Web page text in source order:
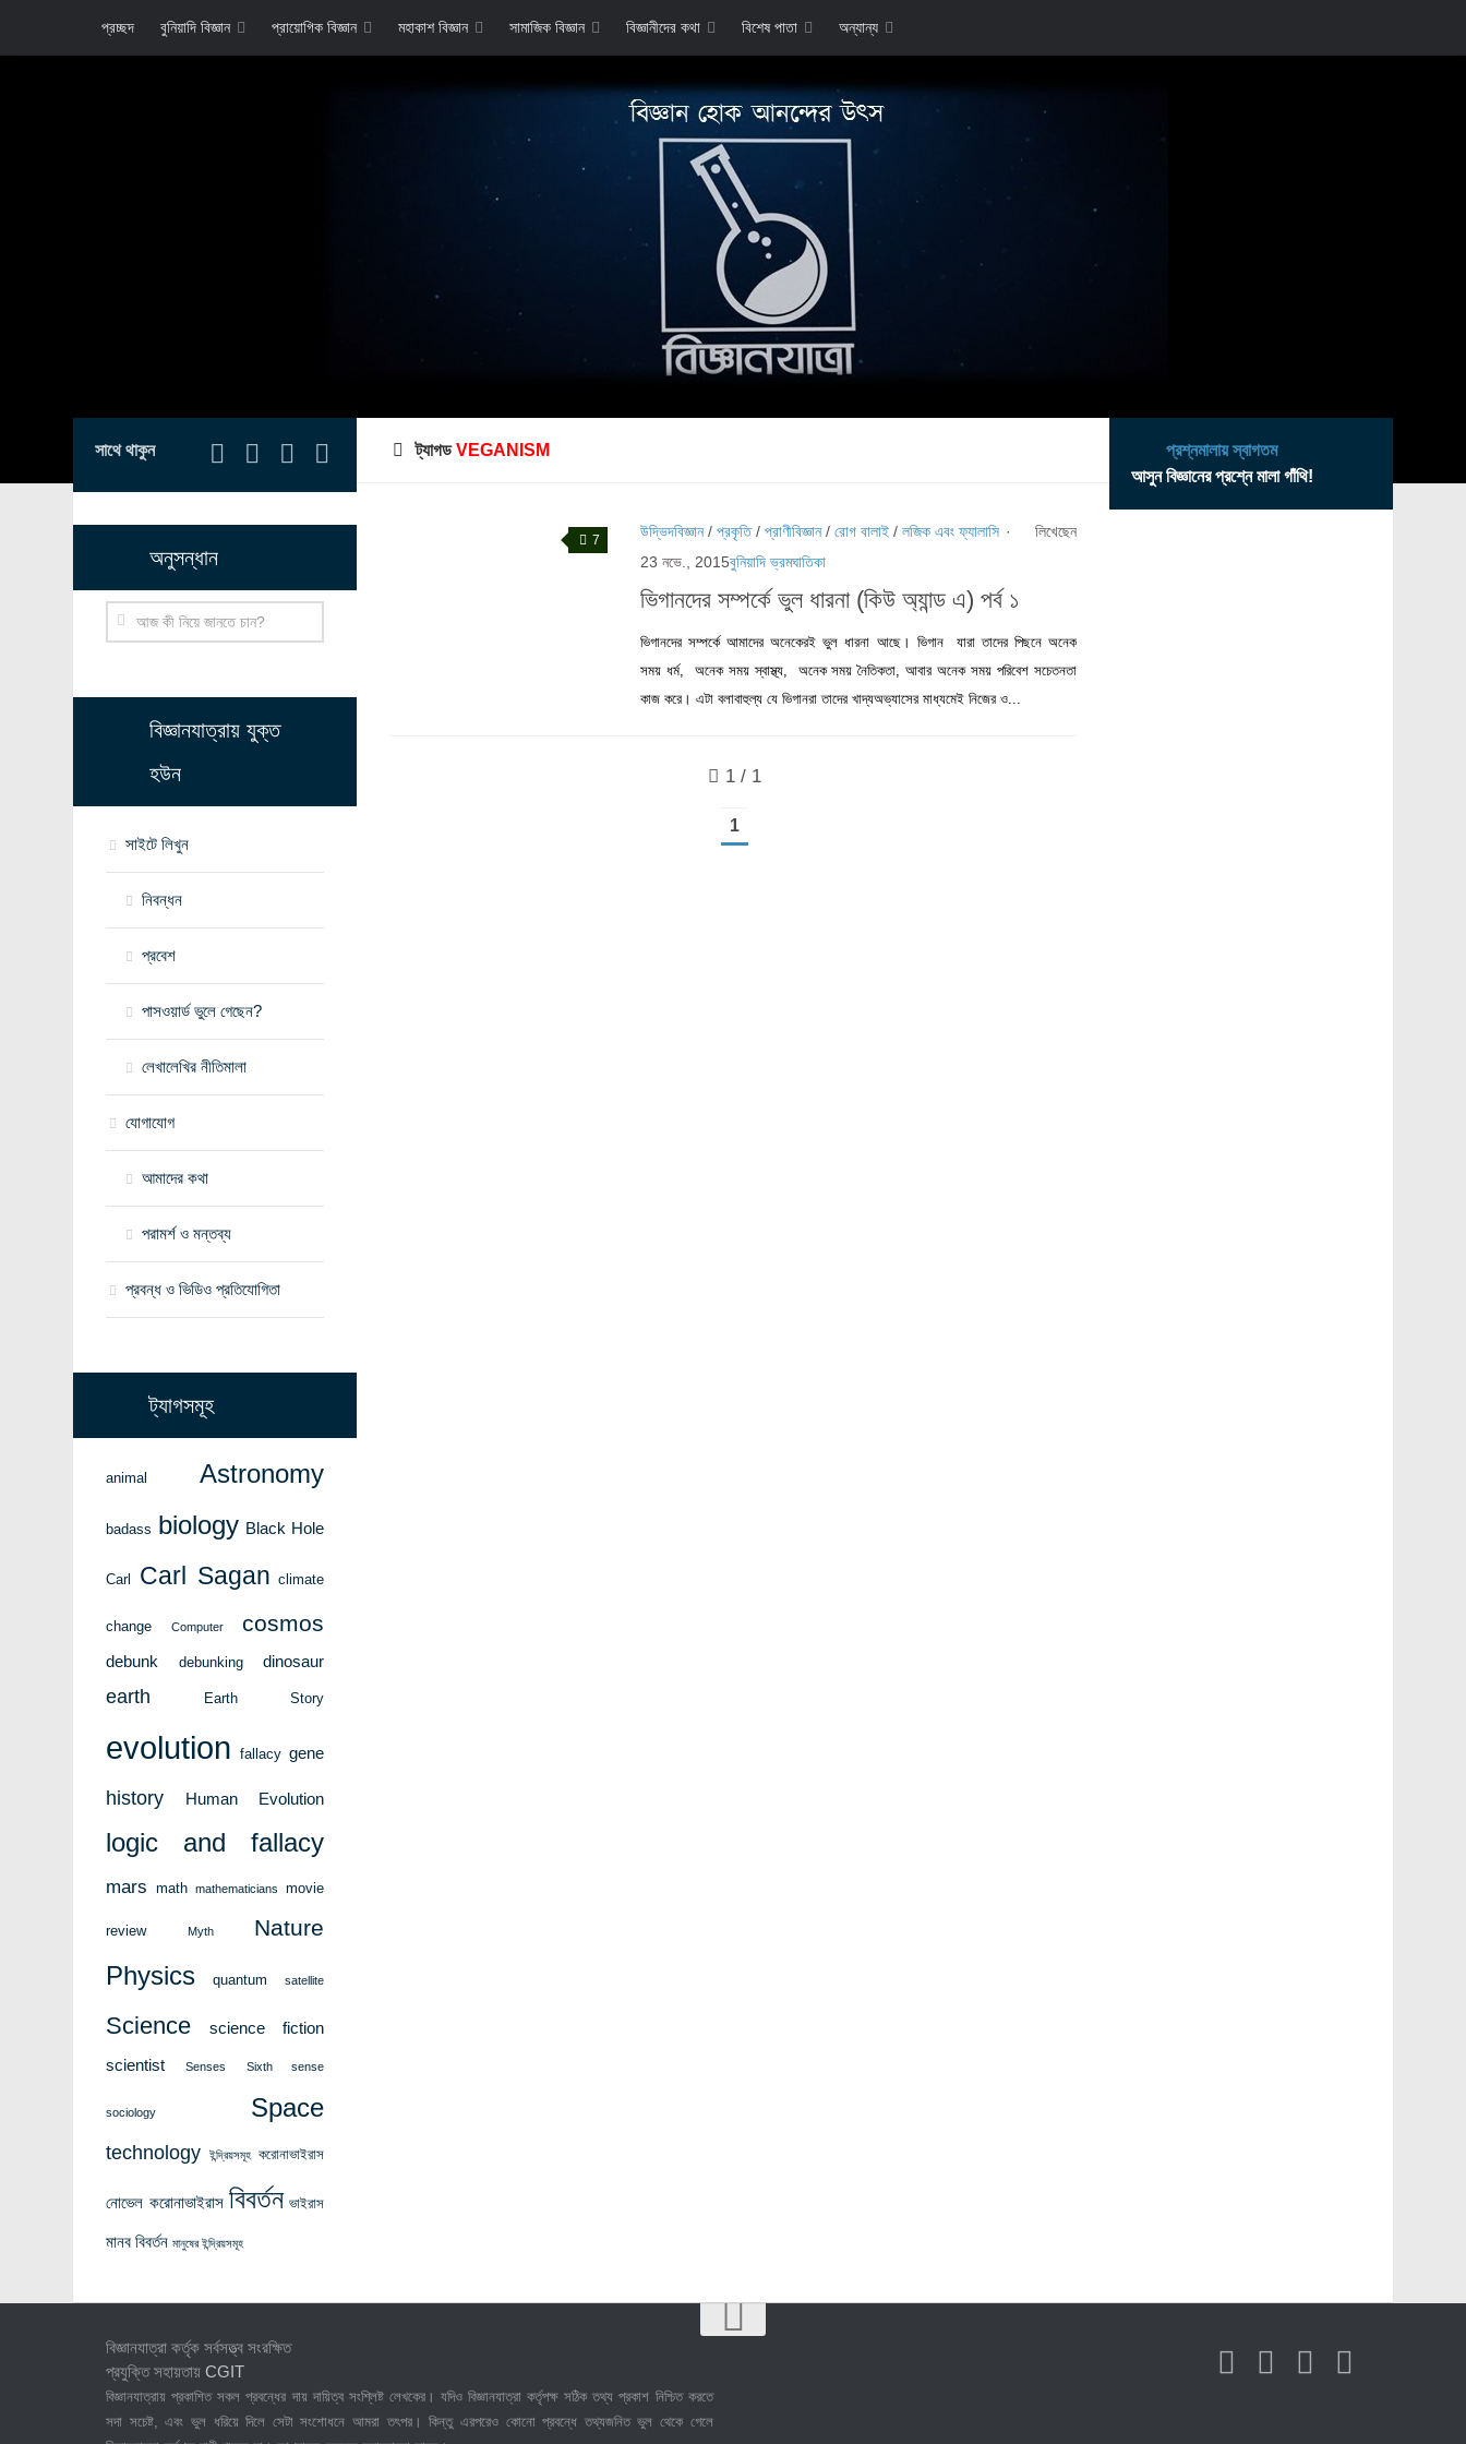
প্রচ্ছদ বুনিয়াদি বিজ্ঞান প্রায়োগিক বিজ্ঞান মহাকাশ বিজ্ঞান সামাজিক বিজ্ঞান বিজ্ঞানীদের কথা বিশেষ পাতা অন্যান্য
ট্যাগডVEGANISM
7 উদ্ভিদবিজ্ঞান/প্রকৃতি/প্রাণীবিজ্ঞান/রোগ বালাই /লজিক এবং ফ্যালাসি
23 নভে., 2015
· লিখেছেন
বুনিয়াদি ভ্রমঘাতিকা
ভিগানদের সম্পর্কে ভুল ধারনা (কিউ অ্যান্ড এ) পর্ব ১
ভিগানদের সম্পর্কে আমাদের অনেকেরই ভুল ধারনা আছে। ভিগান যারা তাদের পিছনে অনেক
সময় ধর্ম, অনেক সময় স্বাস্থ্য, অনেক সময় নৈতিকতা, আবার অনেক সময় পরিবেশ সচেতনতা
কাজ করে। এটা বলাবাহুল্য যে ভিগানরা তাদের খাদ্যঅভ্যাসের মাধ্যমেই নিজের ও...
1 / 1
1
সাথে থাকুন
অনুসন্ধান
বিজ্ঞানযাত্রায় যুক্ত
হউন
সাইটে লিখুন
নিবন্ধন
প্রবেশ
পাসওয়ার্ড ভুলে গেছেন?
লেখালেখির নীতিমালা
যোগাযোগ
আমাদের কথা
পরামর্শ ও মন্তব্য
প্রবন্ধ ও ভিডিও প্রতিযোগিতা
ট্যাগসমূহ
animal Astronomy
badass biology Black Hole
Carl Carl Sagan climate
change Computer cosmos
debunk debunking dinosaur
earth Earth Story
evolution fallacy gene
history Human Evolution
logic and fallacy
mars math mathematicians movie
review Myth Nature
Physics quantum satellite
Science science fiction
scientist Senses Sixth sense
sociology Space
technology ইন্দ্রিয়সমূহ করোনাভাইরাস
নোভেল করোনাভাইরাস বিবর্তন ভাইরাস
মানব বিবর্তন মানুষের ইন্দ্রিয়সমূহ
প্রশ্নমালায় স্বাগতম
আসুন বিজ্ঞানের প্রশ্নে মালা গাঁথি!
বিজ্ঞানযাত্রা কর্তৃক সর্বসত্ত্ব সংরক্ষিত
প্রযুক্তি সহায়তায়CGIT
বিজ্ঞানযাত্রায় প্রকাশিত সকল প্রবন্ধের দায় দায়িত্ব সংশ্লিষ্ট লেখকের। যদিও বিজ্ঞানযাত্রা কর্তৃপক্ষ সঠিক তথ্য প্রকাশ নিশ্চিত করতে
সদা সচেষ্ট, এবং ভুল ধরিয়ে দিলে সেটা সংশোধনে আমরা তৎপর। কিন্তু এরপরেও কোনো প্রবন্ধে তথ্যজনিত ভুল থেকে গেলে